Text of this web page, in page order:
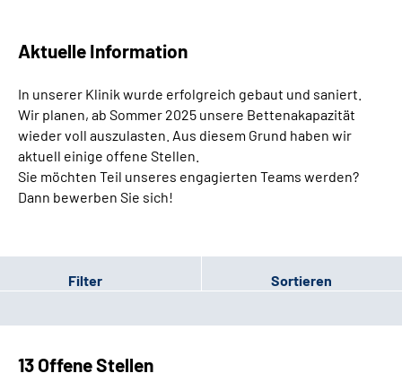
Aktuelle Information
In unserer Klinik wurde erfolgreich gebaut und saniert.
Wir planen, ab Sommer 2025 unsere Bettenakapazität
wieder voll auszulasten. Aus diesem Grund haben wir
aktuell einige offene Stellen.
Sie möchten Teil unseres engagierten Teams werden?
Dann bewerben Sie sich!
Filter Sortieren
13 Offene Stellen